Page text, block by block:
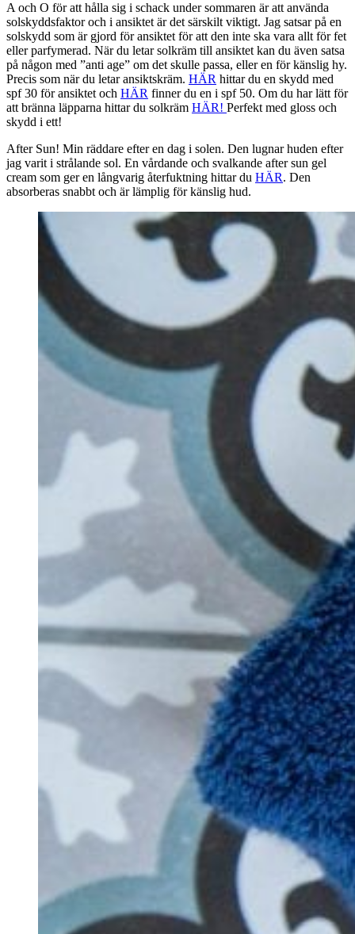
A och O för att hålla sig i schack under sommaren är att använda
solskyddsfaktor och i ansiktet är det särskilt viktigt. Jag satsar på en
solskydd som är gjord för ansiktet för att den inte ska vara allt för fet
eller parfymerad. När du letar solkräm till ansiktet kan du även satsa
på någon med ”anti age” om det skulle passa, eller en för känslig hy.
Precis som när du letar ansiktskräm. HÄR hittar du en skydd med
spf 30 för ansiktet och HÄR finner du en i spf 50. Om du har lätt för
att bränna läpparna hittar du solkräm HÄR! Perfekt med gloss och
skydd i ett!
After Sun! Min räddare efter en dag i solen. Den lugnar huden efter
jag varit i strålande sol. En vårdande och svalkande after sun gel
cream som ger en långvarig återfuktning hittar du HÄR. Den
absorberas snabbt och är lämplig för känslig hud.